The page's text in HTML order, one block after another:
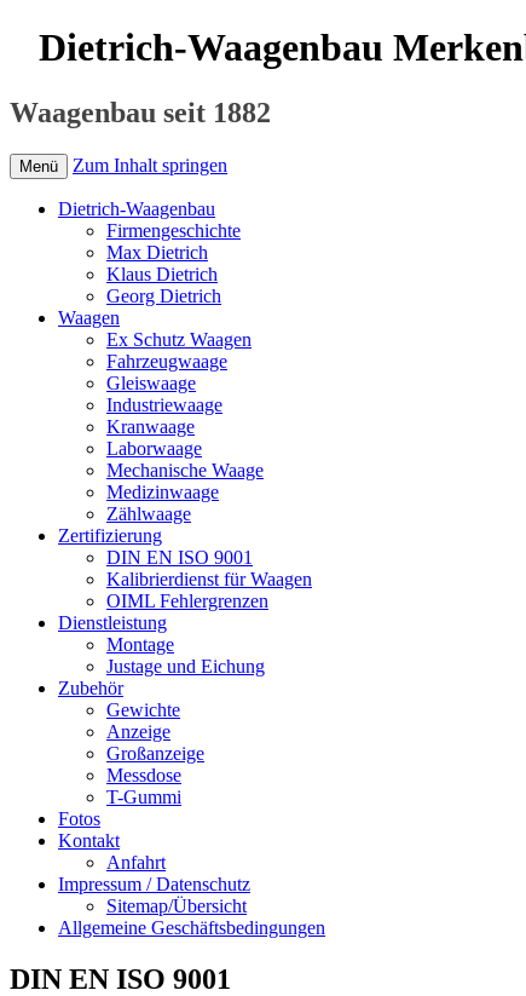
Dietrich-Waagenbau
Waagenbau seit 1882
Menü Zum Inhalt springen
Dietrich-Waagenbau
Firmengeschichte
Max Dietrich
Klaus Dietrich
Georg Dietrich
Waagen
Ex Schutz Waagen
Fahrzeugwaage
Gleiswaage
Industriewaage
Kranwaage
Laborwaage
Mechanische Waage
Medizinwaage
Zählwaage
Zertifizierung
DIN EN ISO 9001
Kalibrierdienst für Waagen
OIML Fehlergrenzen
Dienstleistung
Montage
Justage und Eichung
Zubehör
Gewichte
Anzeige
Großanzeige
Messdose
T-Gummi
Fotos
Kontakt
Anfahrt
Impressum / Datenschutz
Sitemap/Übersicht
Allgemeine Geschäftsbedingungen
DIN EN ISO 9001